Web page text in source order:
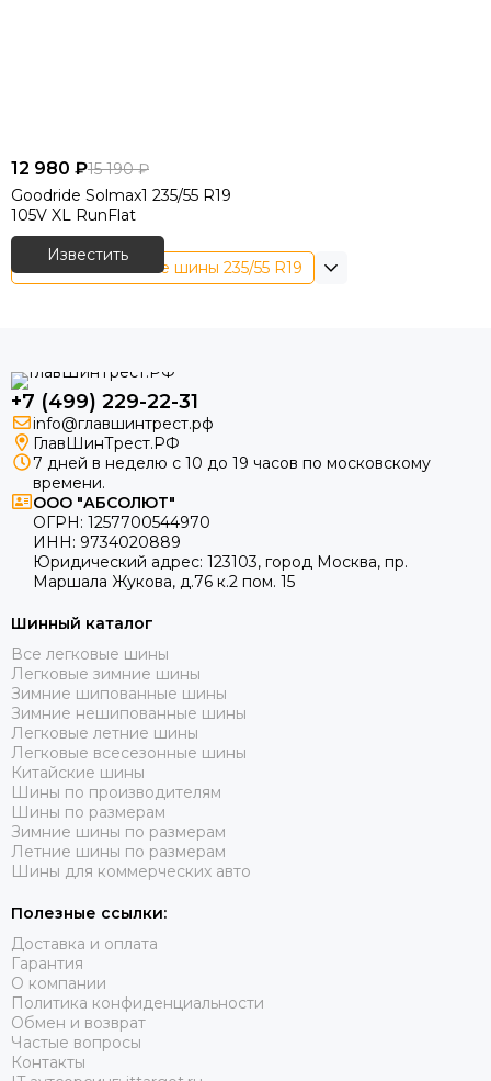
12 980 ₽15 190 ₽
Goodride Solmax1 235/55 R19
105V XL RunFlat
Известить
Летние китайские шины 235/55 R19
+7 (499) 229-22-31
info@главшинтрест.рф
ГлавШинТрест.РФ
7 дней в неделю с 10 до 19 часов по московскому
времени.
ООО "АБСОЛЮТ"
ОГРН: 1257700544970
ИНН: 9734020889
Юридический адрес: 123103, город Москва, пр.
Маршала Жукова, д.76 к.2 пом. 15
Шинный каталог
Все легковые шины
Легковые зимние шины
Зимние шипованные шины
Зимние нешипованные шины
Легковые летние шины
Легковые всесезонные шины
Китайские шины
Шины по производителям
Шины по размерам
Зимние шины по размерам
Летние шины по размерам
Шины для коммерческих авто
Полезные ссылки:
Доставка и оплата
Гарантия
О компании
Политика конфиденциальности
Обмен и возврат
Частые вопросы
Контакты